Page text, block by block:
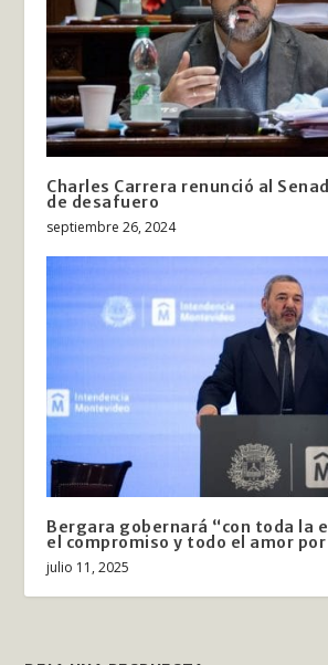
Charles Carrera renunció al
de desafuero
septiembre 26, 2024
Bergara gobernará “con toda la
el compromiso y todo el amor
julio 11, 2025